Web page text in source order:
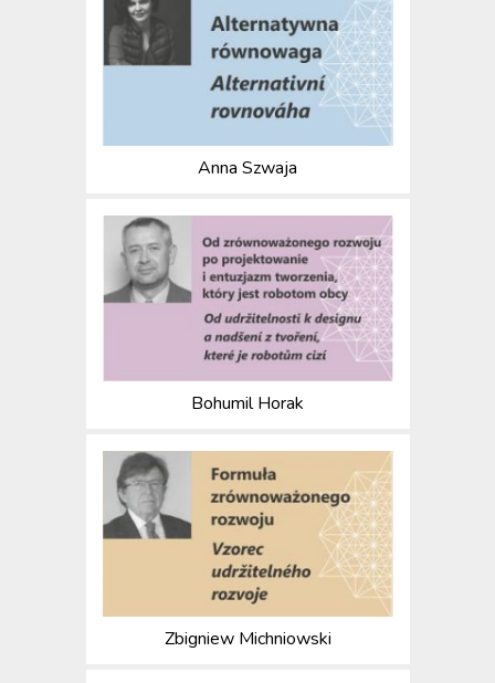
Anna Szwaja
Bohumil Horak
Zbigniew Michniowski